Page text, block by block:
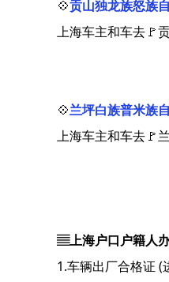
💠贡山独龙族怒族
上海车主和车去🚩
💠兰坪白族普米族
上海车主和车去🚩
▤上海户口户籍人
1.车辆出厂合格证